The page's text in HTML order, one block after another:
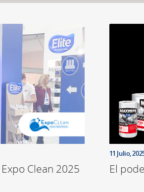
Clean 2025
11 Julio,
El